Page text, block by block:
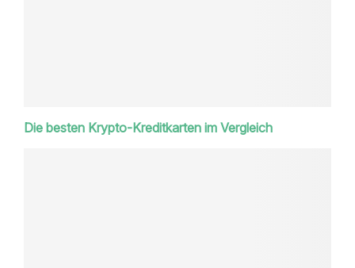
Die besten Krypto-Kreditkarten im Vergleich